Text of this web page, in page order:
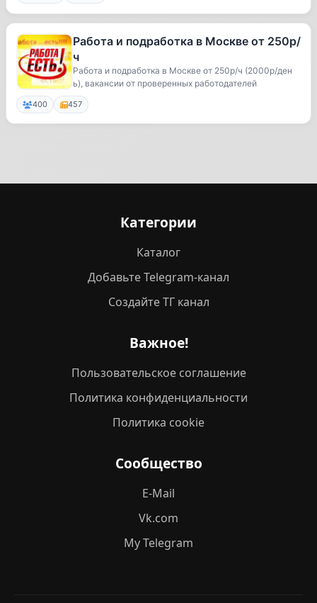
Работа и подработка в Москве от 250р/
ч
Работа и подработка в Москве от 250р/ч (2000р/ден
ь), вакансии от проверенных работодателей
400 457
Категории
Каталог
Добавьте Telegram-канал
Создайте ТГ канал
Важное!
Пользовательское соглашение
Политика конфиденциальности
Политика cookie
Сообщество
E-Mail
Vk.com
My Telegram